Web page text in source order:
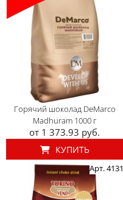
Горячий шоколад DeMarco
Madhuram 1000 г
от 1 373.93 руб.
КУПИТЬ
Арт. 4131